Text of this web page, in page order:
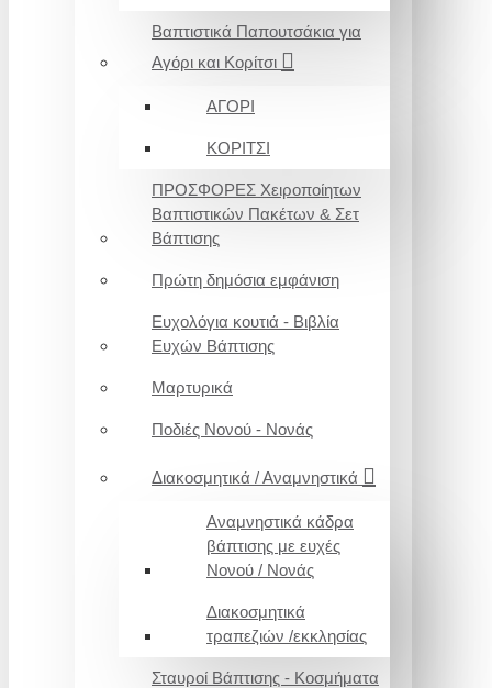
Βαπτιστικά Παπουτσάκια για
Αγόρι και Κορίτσι
ΑΓΟΡΙ
ΚΟΡΙΤΣΙ
ΠΡΟΣΦΟΡΕΣ Χειροποίητων
Βαπτιστικών Πακέτων & Σετ
Βάπτισης
Πρώτη δημόσια εμφάνιση
Ευχολόγια κουτιά - Βιβλία
Ευχών Βάπτισης
Μαρτυρικά
Ποδιές Νονού - Νονάς
Διακοσμητικά / Αναμνηστικά
Αναμνηστικά κάδρα
βάπτισης με ευχές
Νονού / Νονάς
Διακοσμητικά
τραπεζιών /εκκλησίας
Σταυροί Βάπτισης - Κοσμήματα